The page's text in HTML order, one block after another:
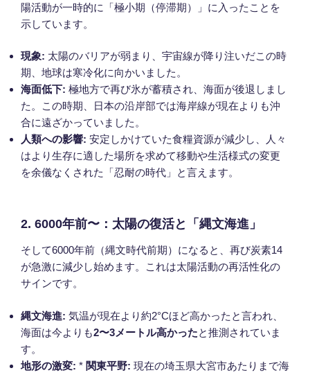
陽活動が一時的に「極小期（停滞期）」に入ったことを
示しています。
現象: 太陽のバリアが弱まり、宇宙線が降り注いだこの時
期、地球は寒冷化に向かいました。
海面低下: 極地方で再び氷が蓄積され、海面が後退しまし
た。この時期、日本の沿岸部では海岸線が現在よりも沖
合に遠ざかっていました。
人類への影響: 安定しかけていた食糧資源が減少し、人々
はより生存に適した場所を求めて移動や生活様式の変更
を余儀なくされた「忍耐の時代」と言えます。
2. 6000年前〜：太陽の復活と「縄文海進」
そして6000年前（縄文時代前期）になると、再び炭素14
が急激に減少し始めます。これは太陽活動の再活性化の
サインです。
縄文海進: 気温が現在より約2°Cほど高かったと言われ、
海面は今よりも2〜3メートル高かったと推測されていま
す。
地形の激変: * 関東平野: 現在の埼玉県大宮市あたりまで海